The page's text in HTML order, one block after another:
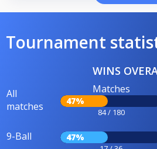
Tournament
WINS
All
matches
Matches
47%
84 / 180
9-Ball 47%